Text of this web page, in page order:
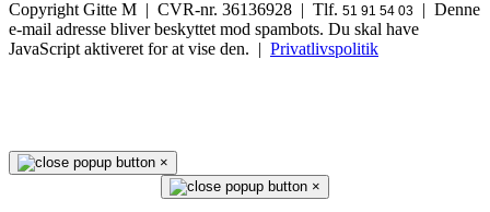
Copyright Gitte M | CVR-nr. 36136928 | Tlf. 51 91 54 03 | Denne
e-mail adresse bliver beskyttet mod spambots. Du skal have
JavaScript aktiveret for at vise den. | Privatlivspolitik
×
×